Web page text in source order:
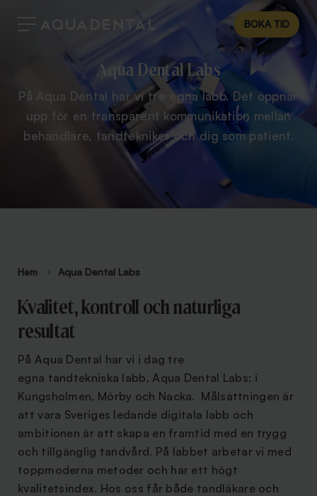
BOKA TID
Aqua Dental Labs
På Aqua Dental har vi tre egna labb. Det öppnar
upp för en transparent kommunikation mellan
behandlare, tandtekniker och dig som patient.
Hem Aqua Dental Labs
Kvalitet, kontroll och naturliga
resultat
På Aqua Dental har vi i dag tre
egna tandtekniska labb, Aqua Dental Labs: i
Kungsholmen, Mörby och Nacka. Målsättningen är
att vara Sveriges ledande digitala labb och
ambitionen är att skapa en framtid med en trygg
och tillgänglig tandvård. På labbet arbetar vi med
toppmoderna metoder och har ett högt
kvalitetsindex. Hos oss får både tandläkare och